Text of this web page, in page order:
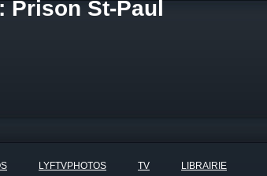
Prison St-Paul
LYFTVPHOTOS TV LIBRAIRIE